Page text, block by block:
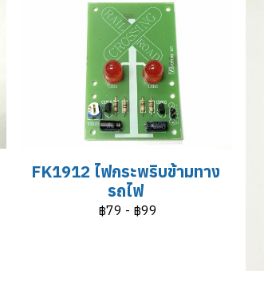
FK1912 ไฟกระพริบข้ามทาง
รถไฟ
฿79 - ฿99